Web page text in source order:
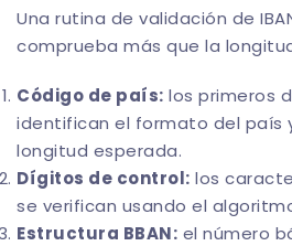
Una rutina de validación de
comprueba más que la
Código de país: los primeros
identifican el formato del país
longitud esperada.
Dígitos de control: los
se verifican usando el
Estructura BBAN: el número